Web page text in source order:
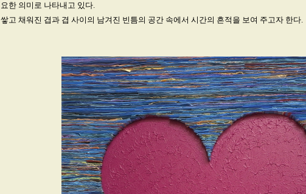
요한 의미로 나타내고 있다.
쌓고 채워진 겹과 겹 사이의 남겨진 빈틈의 공간 속에서 시간의 흔적을 보여 주고자 한다.